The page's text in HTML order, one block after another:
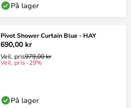
På lager
Pivot Shower Curtain Blue - HAY
690,00 kr
Veil. pris979,00 kr
Veil. pris -29%
På lager